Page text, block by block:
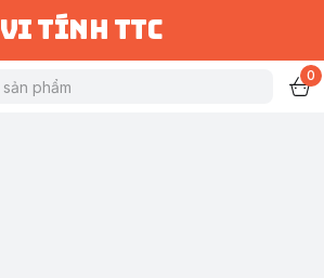
vi tính ttc
0